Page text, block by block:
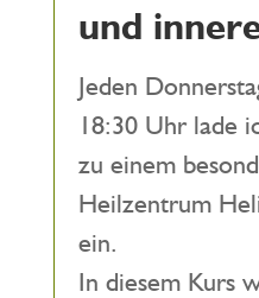
und
Jeden
18:30 Uhr lade
zu einem
Heilzentrum
ein.
In diesem Kurs